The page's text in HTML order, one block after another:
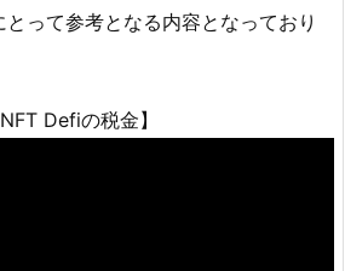
って参考となる内容となっており
Defiの税金】